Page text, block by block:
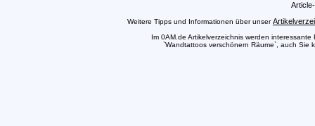
Weitere Tipps und Informationen über unser
Im 0AM.de Artikelverzeichnis werden
`Wandtattoos verschönern Räume`, auch Sie